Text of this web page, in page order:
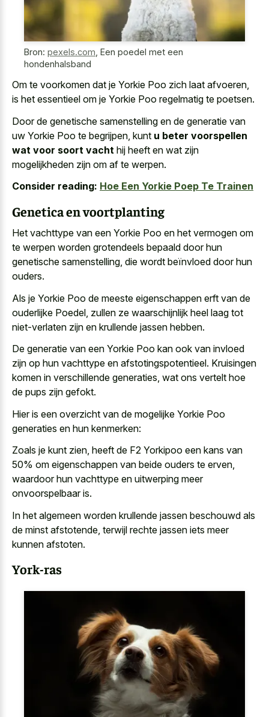
Bron: pexels.com Een poedel met een
hondenhalsband
Om te voorkomen dat je Yorkie Poo zich laat afvoeren,
is het essentieel om je Yorkie Poo regelmatig te poetsen.
Door de genetische samenstelling en de generatie van
uw Yorkie Poo te begrijpen, kunt u beter voorspellen
wat voor soort vacht hij heeft en wat zijn
mogelijkheden zijn om af te werpen.
Consider reading: Hoe Een Yorkie Poep Te Trainen
Genetica en voortplanting
Het vachttype van een Yorkie Poo en het vermogen om
te werpen worden grotendeels bepaald door hun
genetische samenstelling, die wordt beïnvloed door hun
ouders.
Als je Yorkie Poo de meeste eigenschappen erft van de
ouderlijke Poedel, zullen ze waarschijnlijk heel laag tot
niet-verlaten zijn en krullende jassen hebben.
De generatie van een Yorkie Poo kan ook van invloed
zijn op hun vachttype en afstotingspotentieel. Kruisingen
komen in verschillende generaties, wat ons vertelt hoe
de pups zijn gefokt.
Hier is een overzicht van de mogelijke Yorkie Poo
generaties en hun kenmerken:
Zoals je kunt zien, heeft de F2 Yorkipoo een kans van
50% om eigenschappen van beide ouders te erven,
waardoor hun vachttype en uitwerping meer
onvoorspelbaar is.
In het algemeen worden krullende jassen beschouwd als
de minst afstotende , terwijl rechte jassen iets meer
kunnen afstoten.
York-ras